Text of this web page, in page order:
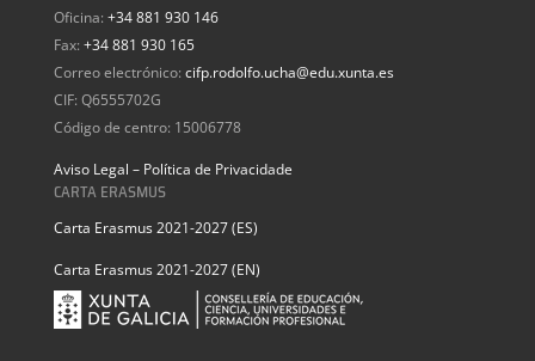
Oficina: +34 881 930 146
Fax: +34 881 930 165
Correo electrónico: cifp.rodolfo.ucha@edu.xunta.es
CIF: Q6555702G
Código de centro: 15006778
Aviso Legal – Política de Privacidade
CARTA ERASMUS
Carta Erasmus 2021-2027 (ES)
Carta Erasmus 2021-2027 (EN)